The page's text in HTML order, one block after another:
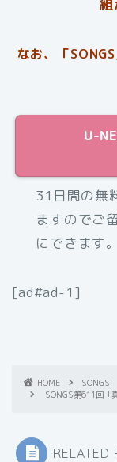
組
なお、「
U-
31日間の無
ますのでご
にできます。
[ad#ad-1]
HOME
SONGS
SONGS第611回「
RELATED